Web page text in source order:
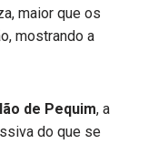
maior que os
mostrando a
de Pequim, a
do que se